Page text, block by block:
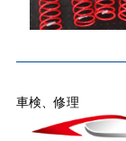
車検、修理